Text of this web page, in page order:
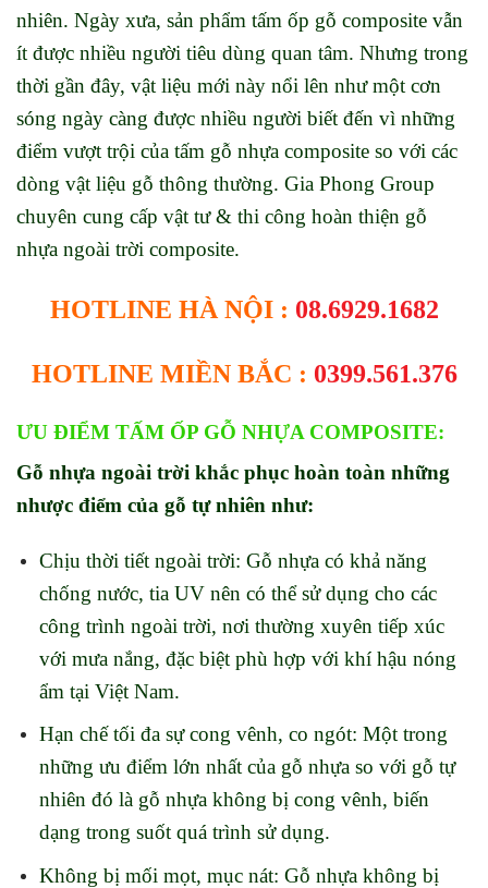
nhiên. Ngày xưa, sản phẩm tấm ốp gỗ composite vẫn
ít được nhiều người tiêu dùng quan tâm. Nhưng trong
thời gần đây, vật liệu mới này nổi lên như một cơn
sóng ngày càng được nhiều người biết đến vì những
điểm vượt trội của tấm gỗ nhựa composite so với các
dòng vật liệu gỗ thông thường. Gia Phong Group
chuyên cung cấp vật tư & thi công hoàn thiện gỗ
nhựa ngoài trời composite.
HOTLINE HÀ NỘI : 08.6929.1682
HOTLINE MIỀN BẮC : 0399.561.376
ƯU ĐIỂM TẤM ỐP GỖ NHỰA COMPOSITE:
Gỗ nhựa ngoài trời khắc phục hoàn toàn những
nhược điểm của gỗ tự nhiên như:
Chịu thời tiết ngoài trời: Gỗ nhựa có khả năng
chống nước, tia UV nên có thể sử dụng cho các
công trình ngoài trời, nơi thường xuyên tiếp xúc
với mưa nắng, đặc biệt phù hợp với khí hậu nóng
ẩm tại Việt Nam.
Hạn chế tối đa sự cong vênh, co ngót: Một trong
những ưu điểm lớn nhất của gỗ nhựa so với gỗ tự
nhiên đó là gỗ nhựa không bị cong vênh, biến
dạng trong suốt quá trình sử dụng.
Không bị mối mọt, mục nát: Gỗ nhựa không bị